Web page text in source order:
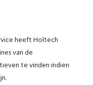
heeft Holtech
van de
te vinden indien